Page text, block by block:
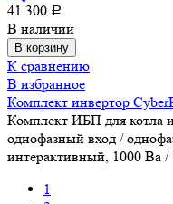
41 300 Р
В наличии
В корзину
К сравнению
В избранное
Комплект инвертор
Комплект ИБП для котла
однофазный вход /
интерактивный, 1000 Ва /
1